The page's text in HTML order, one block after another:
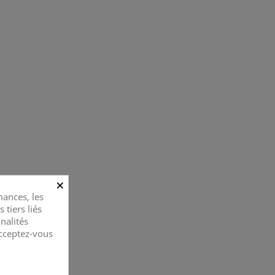
×
les
tiers liés
vous